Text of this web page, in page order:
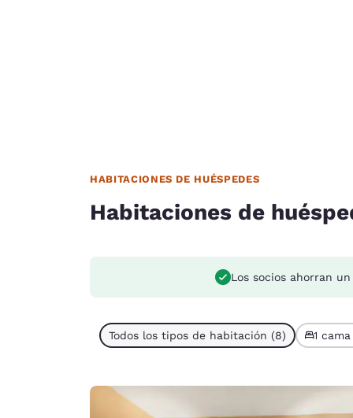
HABITACIONES DE HUÉSPEDES
Habitaciones de
Los socios ahorran un
Todos los tipos de habitación (8) 1